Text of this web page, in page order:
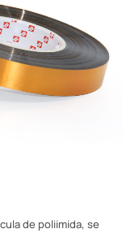
de poliimida, se